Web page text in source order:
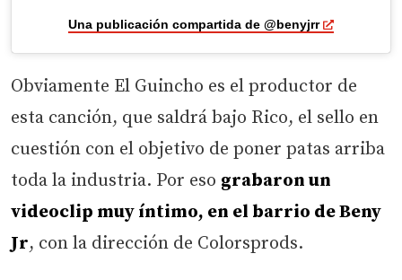
Una publicación compartida de @benyjrr
Obviamente El Guincho es el productor de
esta canción, que saldrá bajo Rico, el sello en
cuestión con el objetivo de poner patas arriba
toda la industria. Por eso grabaron un
videoclip muy íntimo, en el barrio de Beny
Jr, con la dirección de Colorsprods.